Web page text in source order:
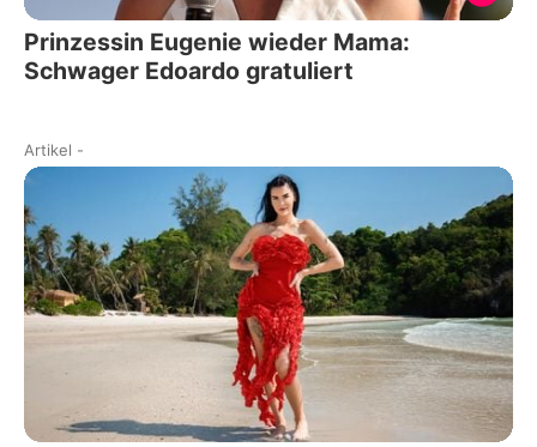
Prinzessin Eugenie wieder Mama:
Schwager Edoardo gratuliert
Artikel -